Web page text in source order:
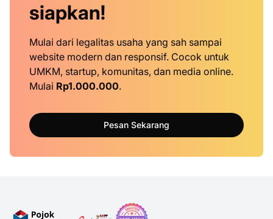
siapkan!
Mulai dari legalitas usaha yang sah sampai
website modern dan responsif. Cocok untuk
UMKM, startup, komunitas, dan media online.
Mulai Rp1.000.000.
Pesan Sekarang